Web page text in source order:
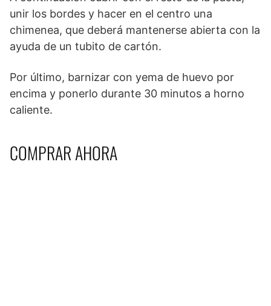
unir los bordes y hacer en el centro una
chimenea, que deberá mantenerse abierta con la
ayuda de un tubito de cartón.
Por último, barnizar con yema de huevo por
encima y ponerlo durante 30 minutos a horno
caliente.
COMPRAR AHORA